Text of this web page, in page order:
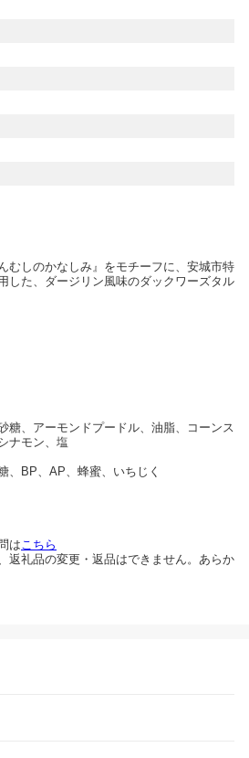
むしのかなしみ』をモチーフに、安城市特
した、ダージリン風味のダックワーズタル
糖、アーモンドプードル、油脂、コーンス
ナモン、塩
、BP、AP、蜂蜜、いちじく
はこちら
返礼品の変更・返品はできません。あらか